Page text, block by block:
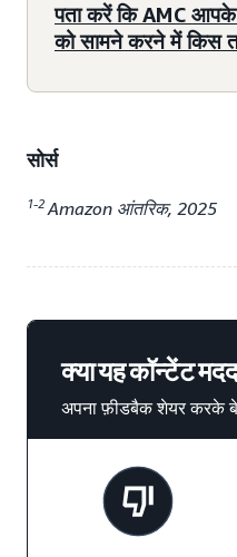
पता करें कि AMC
को सामने करने में किस
सोर्स
1-2 Amazon आंतरिक, 2025
क्या यह कॉन्टेंट
अपना फ़ीडबैक शेयर करके